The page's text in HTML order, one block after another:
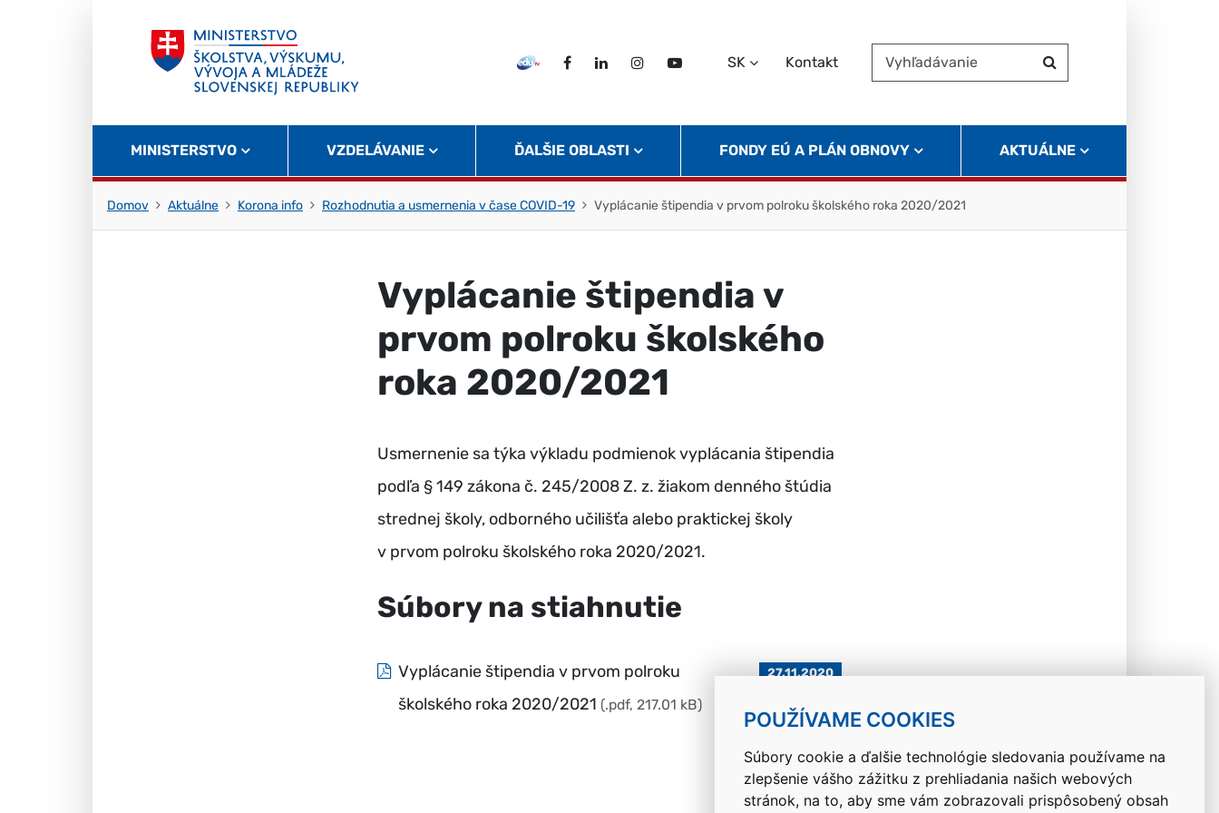
POUŽÍVAME COOKIES
Súbory cookie a ďalšie technológie sledovania používame na
zlepšenie vášho zážitku z prehliadania našich webových
stránok, na to, aby sme vám zobrazovali prispôsobený obsah
EDU TVFacebookLinkedInInstagram
Twitter
SK Kontakt
Vyhľadávanie
Hľadať
MINISTERSTVO VZDELÁVANIE ĎALŠIE OBLASTI FONDY EÚ A PLÁN OBNOVY AKTUÁLNE
Domov Aktuálne Korona info Rozhodnutia a usmernenia v čase COVID-19 Vyplácanie štipendia v prvom polroku školského roka 2020/2021
Vyplácanie štipendia v
prvom polroku školského
roka 2020/2021
Usmernenie sa týka výkladu podmienok vyplácania štipendia
podľa § 149 zákona č. 245/2008 Z. z. žiakom denného štúdia
strednej školy, odborného učilišťa alebo praktickej školy
v prvom polroku školského roka 2020/2021.
Súbory na stiahnutie
Vyplácanie štipendia v prvom polroku
školského roka 2020/2021 (.pdf, 217.01 kB)
27.11.2020
Návrat hore